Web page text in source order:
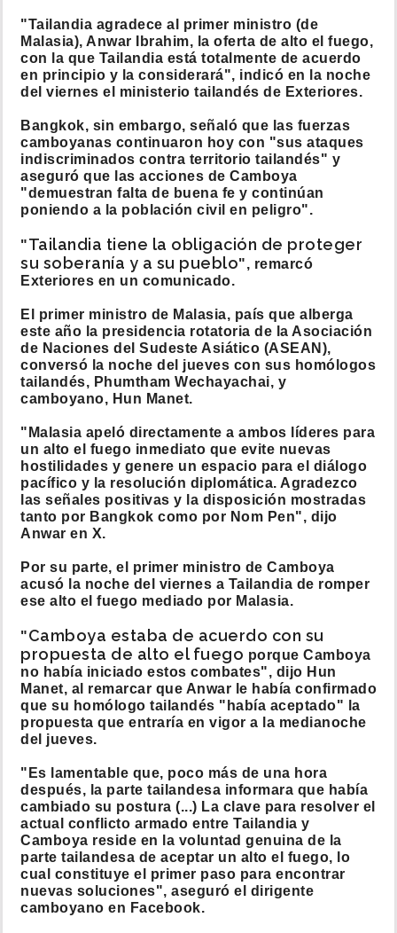
"Tailandia agradece al primer ministro (de
Malasia), Anwar Ibrahim, la oferta de alto el fuego,
con la que Tailandia está totalmente de acuerdo
en principio y la considerará", indicó en la noche
del viernes el ministerio tailandés de Exteriores.
Bangkok, sin embargo, señaló que las fuerzas
camboyanas continuaron hoy con "sus ataques
indiscriminados contra territorio tailandés" y
aseguró que las acciones de Camboya
"demuestran falta de buena fe y continúan
poniendo a la población civil en peligro".
"Tailandia tiene la obligación de proteger
su soberanía y a su pueblo", remarcó
Exteriores en un comunicado.
El primer ministro de Malasia, país que alberga
este año la presidencia rotatoria de la Asociación
de Naciones del Sudeste Asiático (ASEAN),
conversó la noche del jueves con sus homólogos
tailandés, Phumtham Wechayachai, y
camboyano, Hun Manet.
"Malasia apeló directamente a ambos líderes para
un alto el fuego inmediato que evite nuevas
hostilidades y genere un espacio para el diálogo
pacífico y la resolución diplomática. Agradezco
las señales positivas y la disposición mostradas
tanto por Bangkok como por Nom Pen", dijo
Anwar en X.
Por su parte, el primer ministro de Camboya
acusó la noche del viernes a Tailandia de romper
ese alto el fuego mediado por Malasia.
"Camboya estaba de acuerdo con su
propuesta de alto el fuego porque Camboya
no había iniciado estos combates", dijo Hun
Manet, al remarcar que Anwar le había confirmado
que su homólogo tailandés "había aceptado" la
propuesta que entraría en vigor a la medianoche
del jueves.
"Es lamentable que, poco más de una hora
después, la parte tailandesa informara que había
cambiado su postura (...) La clave para resolver el
actual conflicto armado entre Tailandia y
Camboya reside en la voluntad genuina de la
parte tailandesa de aceptar un alto el fuego, lo
cual constituye el primer paso para encontrar
nuevas soluciones", aseguró el dirigente
camboyano en Facebook.